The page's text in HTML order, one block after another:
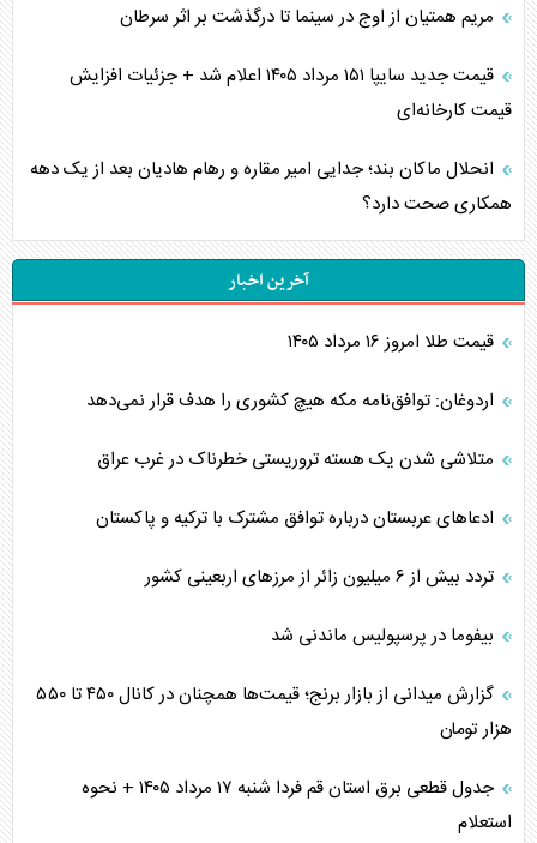
مریم همتیان از اوج در سینما تا درگذشت بر اثر سرطان
قیمت جدید سایپا ۱۵۱ مرداد ۱۴۰۵ اعلام شد + جزئیات افزایش
قیمت کارخانه‌ای
انحلال ماکان بند؛ جدایی امیر مقاره و رهام هادیان بعد از یک دهه
همکاری صحت دارد؟
آخرین اخبار
قیمت طلا امروز ۱۶ مرداد ۱۴۰۵
اردوغان: توافق‌نامه مکه هیچ کشوری را هدف قرار نمی‌دهد
متلاشی شدن یک هسته تروریستی خطرناک در غرب عراق
ادعاهای عربستان درباره توافق مشترک با ترکیه و پاکستان
تردد بیش از ۶ میلیون زائر از مرزهای اربعینی کشور
بیفوما در پرسپولیس ماندنی شد
گزارش میدانی از بازار برنج؛ قیمت‌ها همچنان در کانال ۴۵۰ تا ۵۵۰
هزار تومان
جدول قطعی برق استان قم فردا شنبه ۱۷ مرداد ۱۴۰۵ + نحوه
استعلام